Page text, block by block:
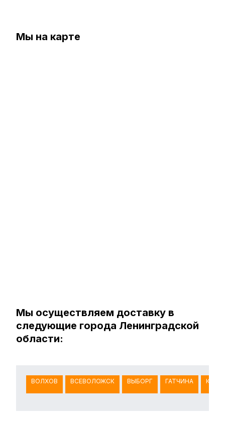
Мы на карте
Мы осуществляем доставку в
следующие города Ленинградской
области:
ВОЛХОВ ВСЕВОЛОЖСК ВЫБОРГ ГАТЧИНА